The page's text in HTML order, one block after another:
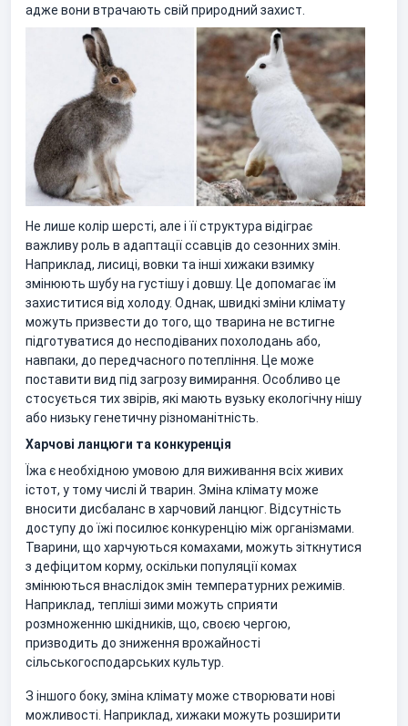
адже вони втрачають свій природний захист.
Не лише колір шерсті, але і її структура відіграє
важливу роль в адаптації ссавців до сезонних змін.
Наприклад, лисиці, вовки та інші хижаки взимку
змінюють шубу на густішу і довшу. Це допомагає їм
захиститися від холоду. Однак, швидкі зміни клімату
можуть призвести до того, що тварина не встигне
підготуватися до несподіваних похолодань або,
навпаки, до передчасного потепління. Це може
поставити вид під загрозу вимирання. Особливо це
стосується тих звірів, які мають вузьку екологічну нішу
або низьку генетичну різноманітність.
Харчові ланцюги та конкуренція
Їжа є необхідною умовою для виживання всіх живих
істот, у тому числі й тварин. Зміна клімату може
вносити дисбаланс в харчовий ланцюг. Відсутність
доступу до їжі посилює конкуренцію між організмами.
Тварини, що харчуються комахами, можуть зіткнутися
з дефіцитом корму, оскільки популяції комах
змінюються внаслідок змін температурних режимів.
Наприклад, тепліші зими можуть сприяти
розмноженню шкідників, що, своєю чергою,
призводить до зниження врожайності
сільськогосподарських культур.
З іншого боку, зміна клімату може створювати нові
можливості. Наприклад, хижаки можуть розширити